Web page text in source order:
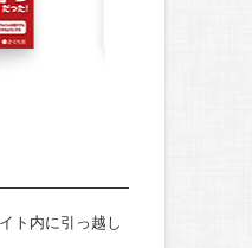
ト内に引っ越し